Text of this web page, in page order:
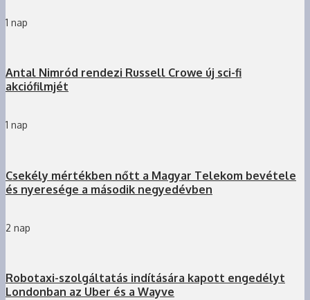
1 nap
Antal Nimród rendezi Russell Crowe új sci-fi
akciófilmjét
1 nap
Csekély mértékben nőtt a Magyar Telekom bevétele
és nyeresége a második negyedévben
2 nap
Robotaxi-szolgáltatás indítására kapott engedélyt
Londonban az Uber és a Wayve